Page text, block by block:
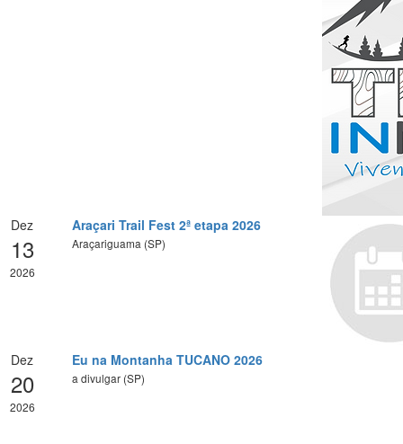
Dez
13
2026
Araçari Trail Fest 2ª etapa 2026
Araçariguama (SP)
Dez
20
2026
Eu na Montanha TUCANO 2026
a divulgar (SP)